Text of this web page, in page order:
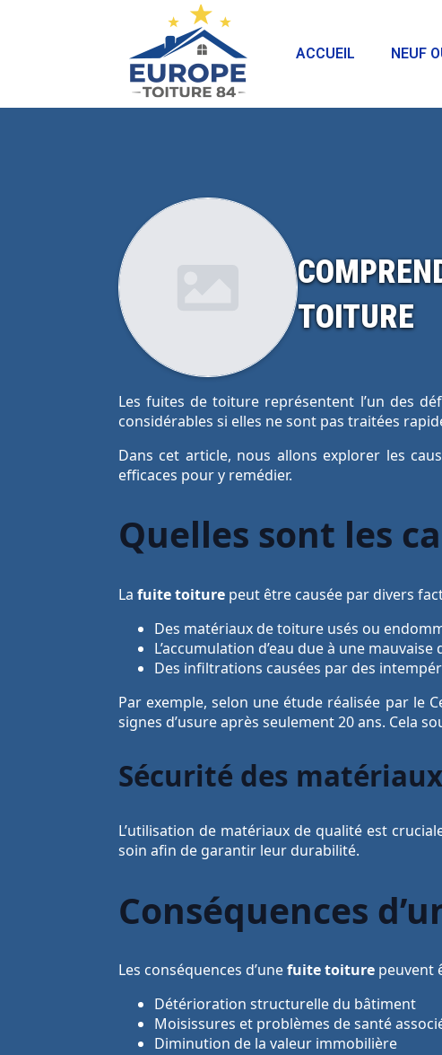
ACCUEIL NEUF
TOITURE
Les fuites de toiture représentent l’un des
considérables si elles ne sont pas traitées
Dans cet article, nous allons explorer les
efficaces pour y remédier.
Quelles sont les
La fuite toiture peut être causée par divers
Des matériaux de toiture usés ou
L’accumulation d’eau due à une mauvaise
Des infiltrations causées par des
Par exemple, selon une étude réalisée par le
signes d’usure après seulement 20 ans. Cela
Sécurité des matériaux
L’utilisation de matériaux de qualité est
soin afin de garantir leur durabilité.
Conséquences
Les conséquences d’unefuite toiture peuvent
Détérioration structurelle du bâtiment
Moisissures et problèmes de santé
Diminution de la valeur immobilière